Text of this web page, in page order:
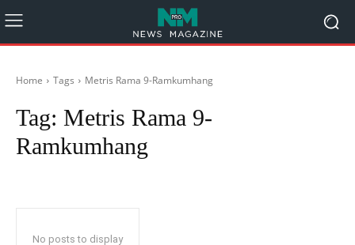
Home Tags Metris Rama 9-Ramkumhang
Tag: Metris Rama 9-
Ramkumhang
No posts to display